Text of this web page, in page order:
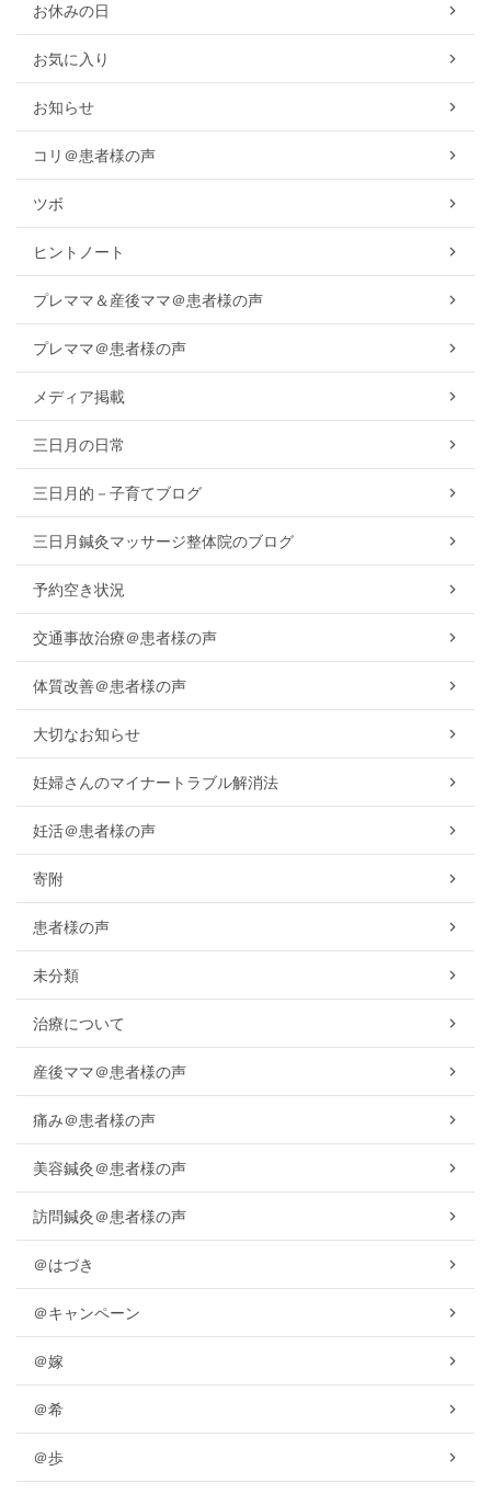
お休みの日
お気に入り
お知らせ
コリ＠患者様の声
ツボ
ヒントノート
プレママ＆産後ママ＠患者様の声
プレママ＠患者様の声
メディア掲載
三日月の日常
三日月的－子育てブログ
三日月鍼灸マッサージ整体院のブログ
予約空き状況
交通事故治療＠患者様の声
体質改善＠患者様の声
大切なお知らせ
妊婦さんのマイナートラブル解消法
妊活＠患者様の声
寄附
患者様の声
未分類
治療について
産後ママ＠患者様の声
痛み＠患者様の声
美容鍼灸＠患者様の声
訪問鍼灸＠患者様の声
＠はづき
＠キャンペーン
＠嫁
＠希
＠歩